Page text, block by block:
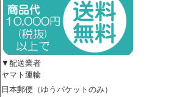
▼配送業者
ヤマト運輸
日本郵便（ゆうパケットのみ）